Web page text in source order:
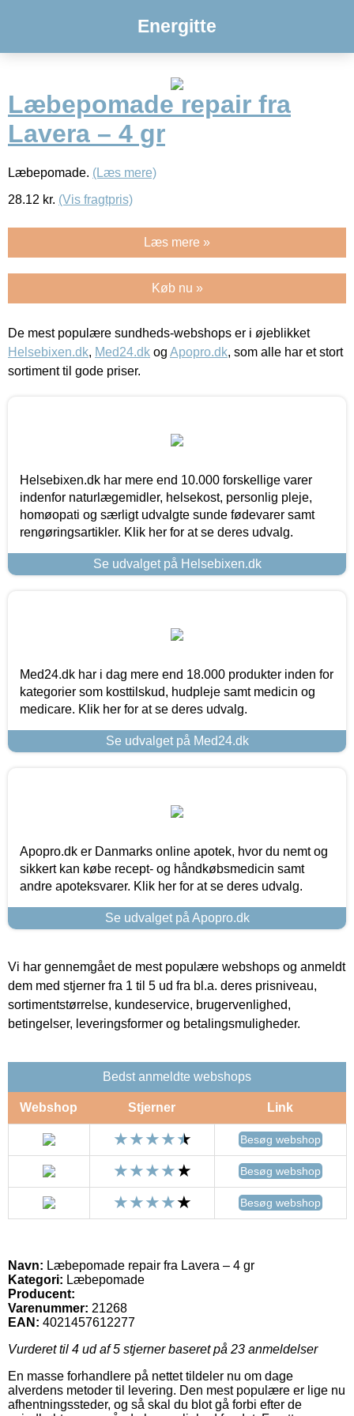
Energitte
Læbepomade repair fra
Lavera – 4 gr
Læbepomade. (Læs mere)
28.12 kr. (Vis fragtpris)
Læs mere »
Køb nu »
De mest populære sundheds-webshops er i øjeblikket
Helsebixen.dk, Med24.dk og Apopro.dk, som alle har et stort
sortiment til gode priser.
Helsebixen.dk har mere end 10.000 forskellige varer
indenfor naturlægemidler, helsekost, personlig pleje,
homøopati og særligt udvalgte sunde fødevarer samt
rengøringsartikler. Klik her for at se deres udvalg.
Se udvalget på Helsebixen.dk
Med24.dk har i dag mere end 18.000 produkter inden for
kategorier som kosttilskud, hudpleje samt medicin og
medicare. Klik her for at se deres udvalg.
Se udvalget på Med24.dk
Apopro.dk er Danmarks online apotek, hvor du nemt og
sikkert kan købe recept- og håndkøbsmedicin samt
andre apoteksvarer. Klik her for at se deres udvalg.
Se udvalget på Apopro.dk
Vi har gennemgået de mest populære webshops og anmeldt
dem med stjerner fra 1 til 5 ud fra bl.a. deres prisniveau,
sortimentstørrelse, kundeservice, brugervenlighed,
betingelser, leveringsformer og betalingsmuligheder.
Bedst anmeldte webshops
Webshop Stjerner Link
Besøg webshop
Besøg webshop
Besøg webshop
Navn: Læbepomade repair fra Lavera – 4 gr
Kategori: Læbepomade
Producent:
Varenummer: 21268
EAN: 4021457612277
Vurderet til 4 ud af 5 stjerner baseret på 23 anmeldelser
En masse forhandlere på nettet tildeler nu om dage
alverdens metoder til levering. Den mest populære er lige nu
afhentningssteder, og så skal du blot gå forbi efter de